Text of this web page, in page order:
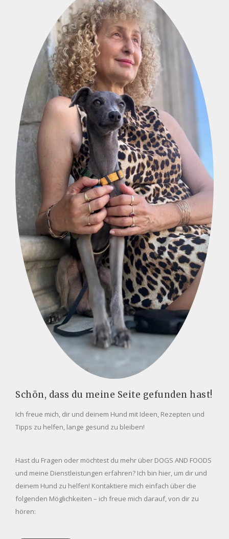
Schön, dass du meine Seite gefunden hast!
Ich freue mich, dir und deinem Hund mit Ideen, Rezepten und
Tipps zu helfen, lange gesund zu bleiben!
Hast du Fragen oder möchtest du mehr über DOGS AND FOODS
und meine Dienstleistungen erfahren? Ich bin hier, um dir und
deinem Hund zu helfen! Kontaktiere mich einfach über die
folgenden Möglichkeiten – ich freue mich darauf, von dir zu
hören: